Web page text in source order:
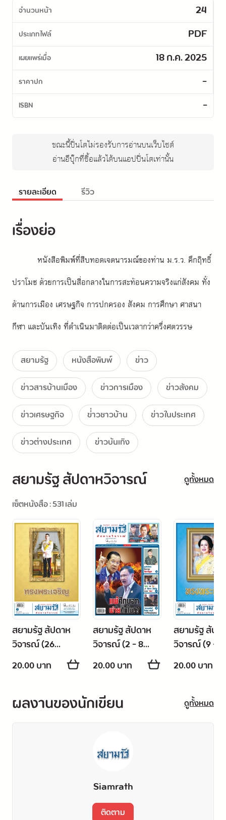
จำนวนหน้า 24
ประเภทไฟล์ PDF
เผยแพร่เมื่อ 18 ก.ค. 2025
ราคาปก -
ISBN -
ขณะนี้ปิ่นโตไม่รองรับการอ่านบนเว็บไซต์
อ่านอีบุ๊กที่ซื้อแล้วได้บนแอปปิ่นโตเท่านั้น
รายละเอียด รีวิว
เรื่องย่อ
หนังสือพิมพ์ที่สืบทอดเจตนารมณ์ของท่าน ม.ร.ว. คึกฤิทธิ์
ปราโมช ด้วยการเป็นสื่อกลางในการสะท้อนความจริงแก่สังคม ทั้ง
ด้านการเมือง เศรษฐกิจ การปกครอง สังคม การศึกษา ศาสนา
กีฬา และบันเทิง ที่ดำเนินมาติดต่อเป็นเวลากว่าครึ่งศตวรรษ
สยามรัฐ หนังสือพิมพ์
ข่าว
ข่าวสารบ้านเมือง
ข่าวการเมือง
ข่าวสังคม
ข่าวเศรษฐกิจ
ข่่าวชาวบ้าน
ข่าวในประเทศ
ข่าวต่างประเทศ
ข่าวบันเทิง
สยามรัฐ สัปดาหวิจารณ์
ดูทั้งหมด
เซ็ตหนังสือ : 531 เล่ม
สยามรัฐ สัปดาห
วิจารณ์ (26
กรกฎาคม - 1
สิงหาคม 2568)
20.00 บาท
สยามรัฐ สัปดาห
วิจารณ์ (2 - 8
สิงหาคม 2568)
20.00 บาท
สยามรัฐ สัปด
วิจารณ์ (9 - 15
สิงหาคม
20.00 บาท
ผลงานของนักเขียน ดูทั้งหมด
Siamrath
ติดตาม